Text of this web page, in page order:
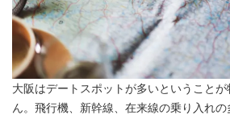
大阪はデートスポットが多いということ
ん。飛行機、新幹線、在来線の乗り入れ